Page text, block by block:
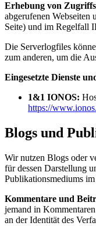
Erhebung von
abgerufenen
Seite) und im Regelfall
Die Serverlogfiles
zum anderen, um die
Eingesetzte Dienste
1&1 IONOS:
https://
Blogs und
Wir nutzen Blogs oder
für dessen Darstellung
Publikationsmediums
Kommentare und
jemand in
an der Identität des